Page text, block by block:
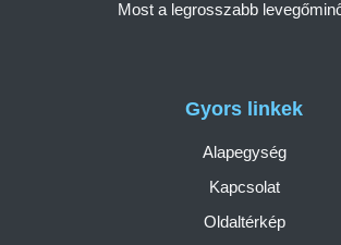
Gyors linkek
Alapegység
Kapcsolat
Oldaltérkép
Most a legrosszabb